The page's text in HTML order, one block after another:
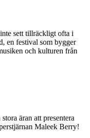
sett tillräckligt ofta i
en festival som bygger
och kulturen från
äran att presentera
Maleek Berry!